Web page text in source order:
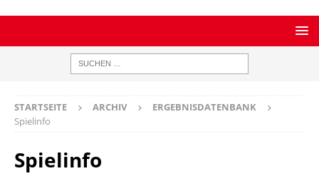
STARTSEITE ARCHIV
ERGEBNISDATENBANK
Spielinfo
Spielinfo